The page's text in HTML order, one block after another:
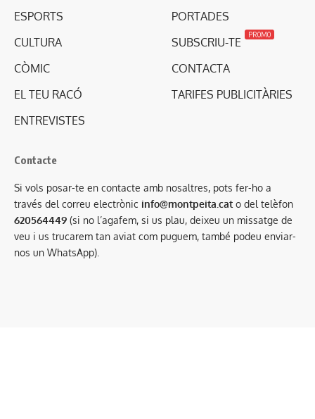
ESPORTS
CULTURA
CÒMIC
EL TEU RACÓ
ENTREVISTES
PORTADES
SUBSCRIU-TE
PROMO
CONTACTA
TARIFES PUBLICITÀRIES
Contacte
Si vols posar-te en contacte amb nosaltres, pots fer-ho a
través del correu electrònic info@montpeita.cat o del telèfon
620564449 (si no l’agafem, si us plau, deixeu un missatge de
veu i us trucarem tan aviat com puguem, també podeu enviar-
nos un WhatsApp).